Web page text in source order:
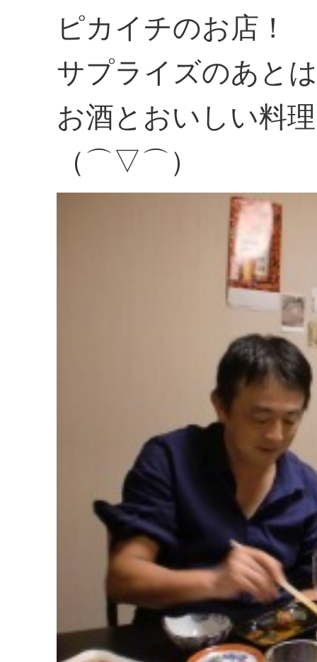
ピカイチのお店！
サプライズのあと
お酒とおいしい料
（⌒▽⌒）